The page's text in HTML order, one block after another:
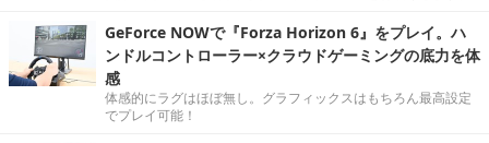
GeForce NOWで『Forza Horizon 6』をプレイ。ハ
ンドルコントローラー×クラウドゲーミングの底力を体
感
体感的にラグはほぼ無し。グラフィックスはもちろん最高設定
でプレイ可能！